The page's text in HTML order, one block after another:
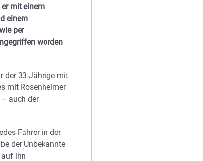
er mit einem
einem
per
worden
der 33-Jährige mit
mit Rosenheimer
auch der
Fahrer in der
der Unbekannte
auf ihn